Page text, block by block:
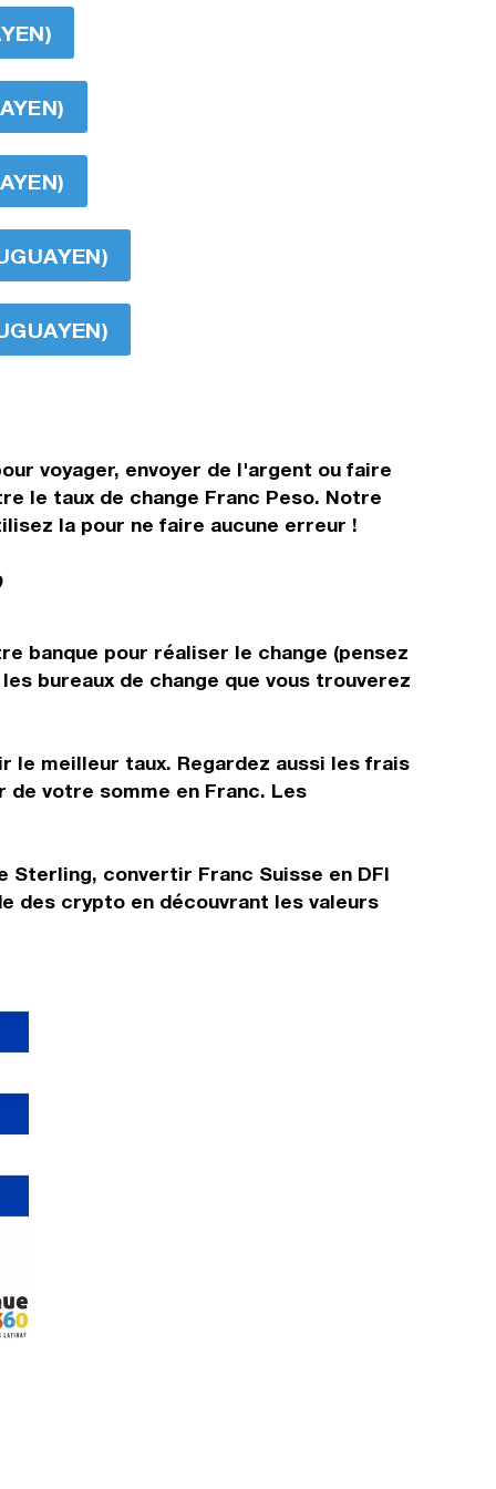
voyager, envoyer de l'argent ou faire
le taux de change Franc Peso. Notre
la pour ne faire aucune erreur !
banque pour réaliser le change (pensez
bureaux de change que vous trouverez
le meilleur taux. Regardez aussi les frais
votre somme en Franc. Les
Sterling, convertir Franc Suisse en DFI
des crypto en découvrant les valeurs